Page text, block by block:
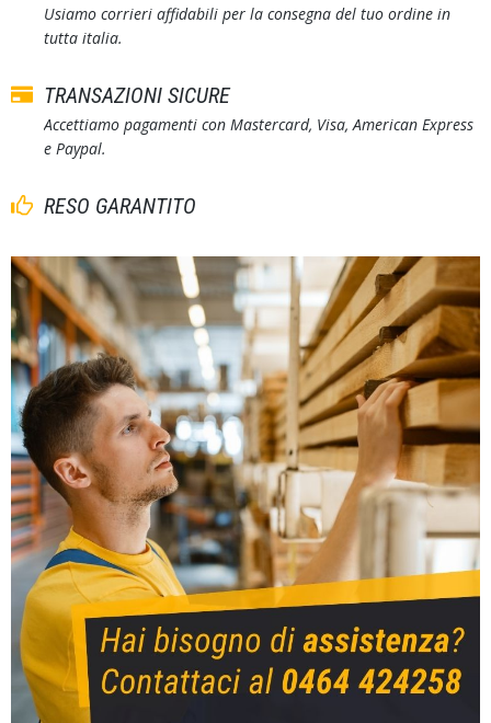
Usiamo corrieri affidabili per la consegna del tuo ordine in
tutta italia.
TRANSAZIONI SICURE
Accettiamo pagamenti con Mastercard, Visa, American Express
e Paypal.
RESO GARANTITO